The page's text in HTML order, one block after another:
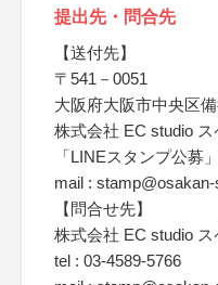
提出先・問合先
【送付先】
〒541－0051
大阪府大阪市中央区
株式会社 EC studio ス
「LINEスタンプ公募
mail :
【問合せ先】
株式会社 EC studio ス
tel : 03-4589-5766